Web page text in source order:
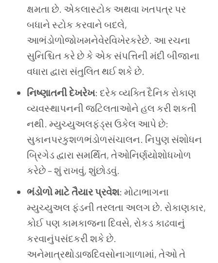
ક્ષમતા છે. એકલાસ્ટોક અથવા ખતપત્ર પર
બધાને સ્ટોક કરવાને બદલે,
આભંડોળોજોખમનેવેરવિખેરકરેછે. આ રચના
સુનિશ્ચિત કરે છે કે એક સંપત્તિની મંદી બીજાના
વધારા દ્વારા સંતુલિત થઈ શકે છે.
નિષ્ણાતની દેખરેખ: દરેક વ્યક્તિ દૈનિક રોકાણ
વ્યવસ્થાપનની જટિલતાઓને હલ કરી શકતી
નથી. મ્યુચ્યુઅલફંડ્સ ઉકેલ આપે છે:
સુકાનપરકુશળભંડોળસંચાલન. નિપુણ સંશોધન
બ્રિગેડ દ્વારા સમર્થિત, તેઓનિર્ણયોશોધખોળ
કરેછે – શું રાખવું, શુંછોડવું.
ભંડોળોમાટે તૈયાર પ્રવેશ: મોટાભાગના
મ્યુચ્યુઅલ ફંડની તરલતા અલગ છે. રોકાણકાર,
કોઈ પણ કામકાજના દિવસે, રોકડ કાઢવાનું
કરવાનુંપસંદકરી શકે છે.
અનેમાત્રથોડાજદિવસોનાગાળામાં, તેઓ તે